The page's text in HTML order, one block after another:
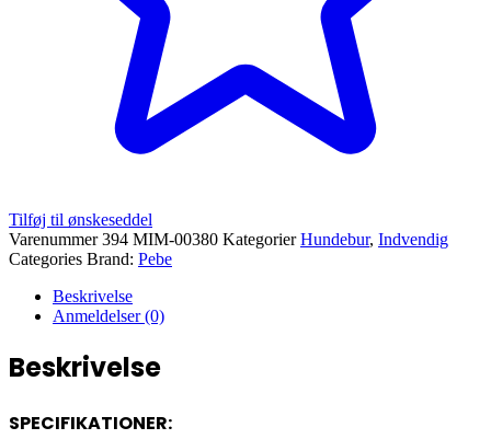
Tilføj til ønskeseddel
Varenummer394 MIM-00380 Kategorier Hundebur, Indvendig
Categories Brand: Pebe
Beskrivelse
Anmeldelser (0)
Beskrivelse
SPECIFIKATIONER: